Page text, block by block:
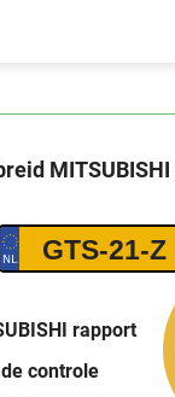
MITSUBISHI
GTS-21-Z
rapport
controle